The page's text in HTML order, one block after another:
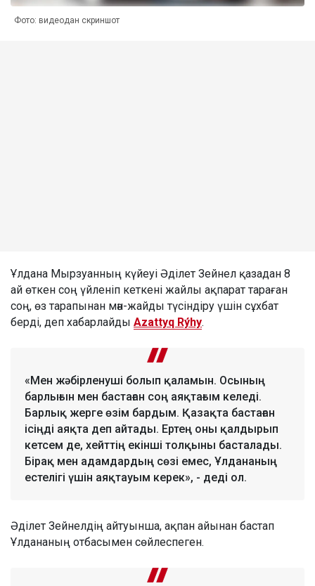
Фото: видеодан скриншот
Ұлдана Мырзуанның күйеуі Әділет Зейнел қазадан 8
ай өткен соң үйленіп кеткені жайлы ақпарат тараған
соң, өз тарапынан мән-жайды түсіндіру үшін сұхбат
берді, деп хабарлайды Azattyq Rýhy.
«Мен жәбірленуші болып қаламын. Осының
барлығын мен бастаған соң аяқтағым келеді.
Барлық жерге өзім бардым. Қазақта бастаған
ісіңді аяқта деп айтады. Ертең оны қалдырып
кетсем де, хейттің екінші толқыны басталады.
Бірақ мен адамдардың сөзі емес, Ұлдананың
естелігі үшін аяқтауым керек», - деді ол.
Әділет Зейнелдің айтуынша, ақпан айынан бастап
Ұлдананың отбасымен сөйлеспеген.